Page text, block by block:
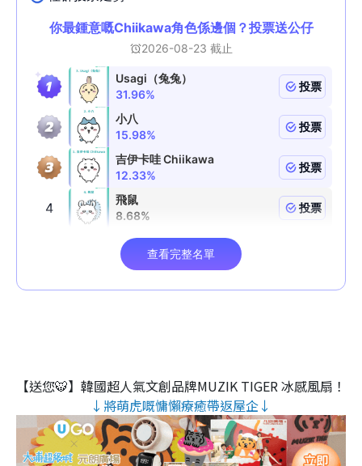
【送您🐯】韓國超人氣文創品牌MUZIK TIGER 冰感風扇！
↓將萌虎嘅慵懶療癒帶返屋企↓